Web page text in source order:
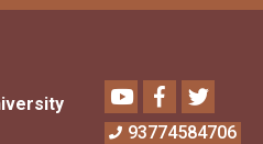
YoutubeFacebook
Twitter
93774584706